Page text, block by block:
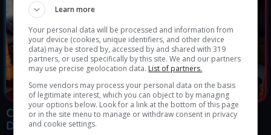
Come guadagnare facilmente denaro in Crimson
Desert
Learn more
Your personal data will be processed and information from
your device (cookies, unique identifiers, and other device
data) may be stored by, accessed by and shared with 319
partners, or used specifically by this site. We and our partners
may use precise geolocation data. List of partners.
Some vendors may process your personal data on the basis
of legitimate interest, which you can object to by managing
your options below. Look for a link at the bottom of this page
or in the site menu to manage or withdraw consent in privacy
and cookie settings.